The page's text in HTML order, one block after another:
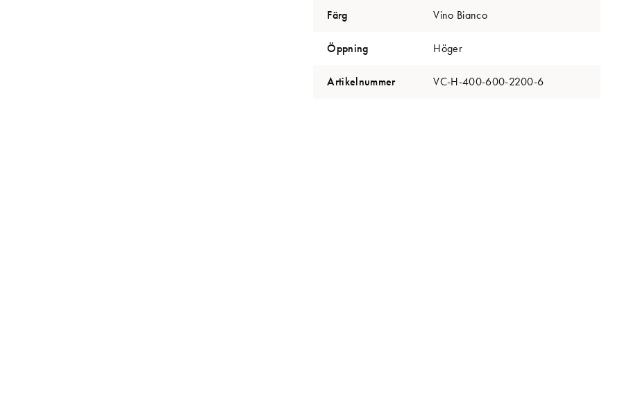
Färg Vino Bianco
Öppning Höger
Artikelnummer VC-H-400-600-2200-6